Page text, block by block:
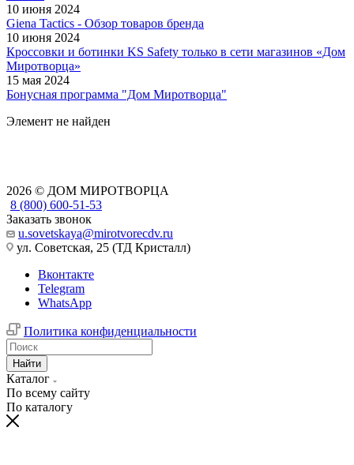
10 июня 2024
Giena Tactics - Обзор товаров бренда
10 июня 2024
Кроссовки и ботинки KS Safety только в сети магазинов «Дом
Миротворца»
15 мая 2024
Бонусная программа "Дом Миротворца"
Элемент не найден
2026 © ДОМ МИРОТВОРЦА
8 (800) 600-51-53
Заказать звонок
u.sovetskaya@mirotvorecdv.ru
ул. Советская, 25 (ТД Кристалл)
Вконтакте
Telegram
WhatsApp
Политика конфиденциальности
Найти
Каталог
По всему сайту
По каталогу